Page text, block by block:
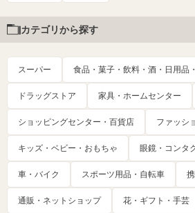
カテゴリから探す
スーパー 食品・菓子・飲料・酒・日用品
ドラッグストア 家具・ホームセンター
ショッピングセンター・百貨店 ファッシ
キッズ・ベビー・おもちゃ 眼鏡・コンタ
車・バイク スポーツ用品・自転車
通販・ネットショップ 花・ギフト・手芸